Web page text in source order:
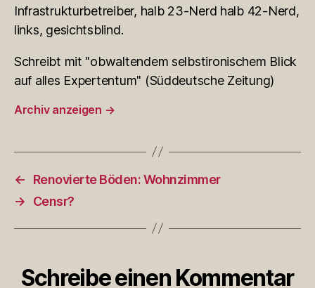
Infrastrukturbetreiber, halb 23-Nerd halb 42-Nerd,
links, gesichtsblind.
Schreibt mit "obwaltendem selbstironischem Blick
auf alles Expertentum" (Süddeutsche Zeitung)
Archiv anzeigen →
←
Renovierte Böden: Wohnzimmer
→
Censr?
Schreibe einen Kommentar